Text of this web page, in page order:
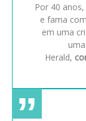
Por 40 anos,
e fama
em uma
Herald,